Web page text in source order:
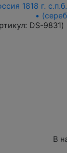
1818 г.
•
DS-9831)
В